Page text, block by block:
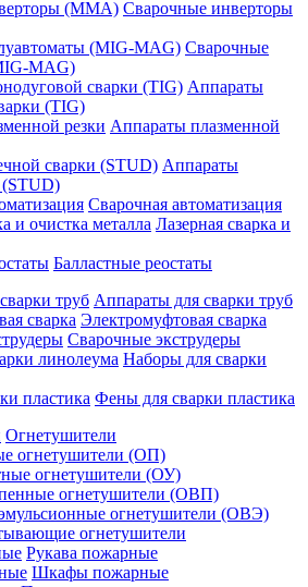
Сварочные инверторы
Сварочные
MAG)
Аппараты
(TIG)
Аппараты плазменной
Аппараты
(STUD)
Сварочная автоматизация
Лазерная сварка и
Балластные реостаты
Аппараты для сварки труб
Электромуфтовая сварка
Сварочные экструдеры
Наборы для сварки
Фены для сварки пластика
Огнетушители
огнетушители (ОП)
огнетушители (ОУ)
огнетушители (ОВП)
огнетушители (ОВЭ)
огнетушители
Рукава пожарные
Шкафы пожарные